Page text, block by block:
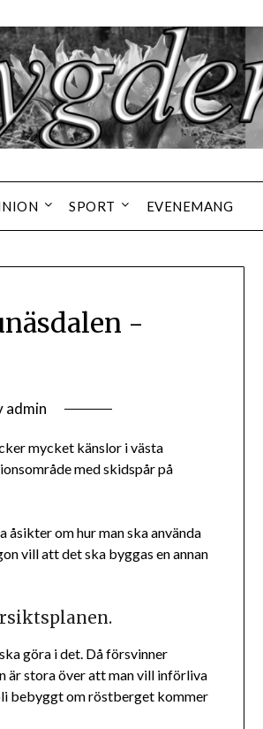
SPORT EVENEMANG
-
admin
mycket känslor i västa
med skidspår på
om hur man ska använda
vill att det ska byggas en annan
göra i det. Då försvinner
är stora över att man vill införliva
bebyggt om röstberget kommer